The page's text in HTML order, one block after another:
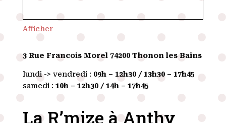
Afficher
3 Rue Francois Morel 74200 Thonon les Bains
lundi -> vendredi : 09h – 12h30 / 13h30 – 17h45
samedi : 10h – 12h30 / 14h – 17h45
La R’mize à Anthy